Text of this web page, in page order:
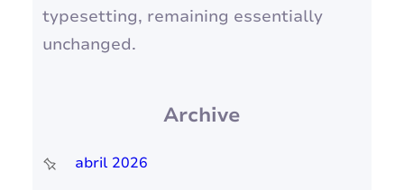
typesetting, remaining essentially
unchanged.
Archive
abril 2026